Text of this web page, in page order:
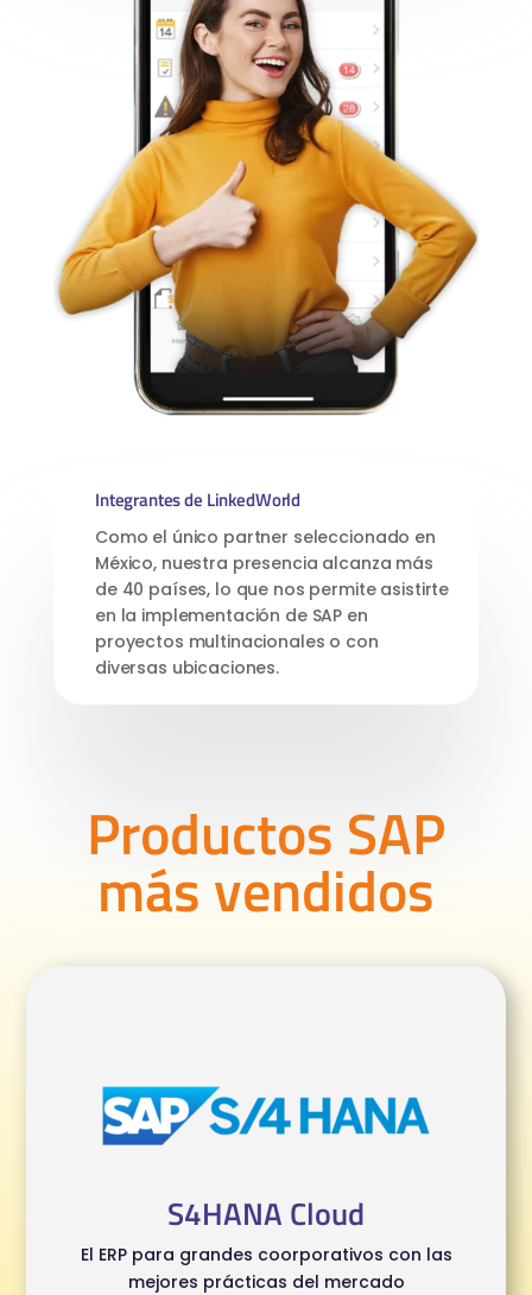
Integrantes de LinkedWorld
Como el único partner seleccionado en
México, nuestra presencia alcanza más
de 40 países, lo que nos permite asistirte
en la implementación de SAP en
proyectos multinacionales o con
diversas ubicaciones.
Productos SAP
más vendidos
S4HANA Cloud
El ERP para grandes coorporativos con las
mejores prácticas del mercado